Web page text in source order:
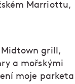
Marriottu,
grill,
a mořskými
moje parketa